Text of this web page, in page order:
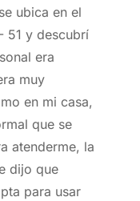
ubica en el
51 y descubrí
era
muy
en mi casa,
que se
atenderme, la
dijo que
para usar